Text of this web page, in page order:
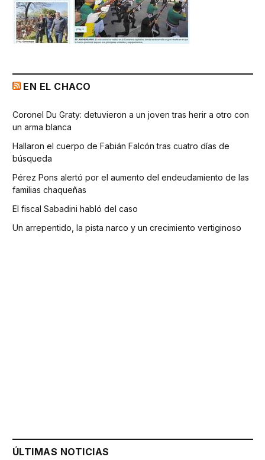
EN EL CHACO
Coronel Du Graty: detuvieron a un joven tras herir a otro con
un arma blanca
Hallaron el cuerpo de Fabián Falcón tras cuatro días de
búsqueda
Pérez Pons alertó por el aumento del endeudamiento de las
familias chaqueñas
El fiscal Sabadini habló del caso
Un arrepentido, la pista narco y un crecimiento vertiginoso
ÚLTIMAS NOTICIAS